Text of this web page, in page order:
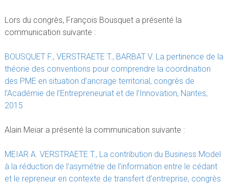
Lors du congrès, François Bousquet a présenté la
communication suivante :
BOUSQUET F., VERSTRAETE T., BARBAT V. La pertinence de la
théorie des conventions pour comprendre la coordination
des PME en situation d’ancrage territorial, congrès de
l’Académie de l’Entrepreneuriat et de l’Innovation, Nantes,
2015
Alain Meiar a présenté la communication suivante :
MEIAR A. VERSTRAETE T., La contribution du Business Model
à la réduction de l’asymétrie de l’information entre le cédant
et le repreneur en contexte de transfert d’entreprise, congrès